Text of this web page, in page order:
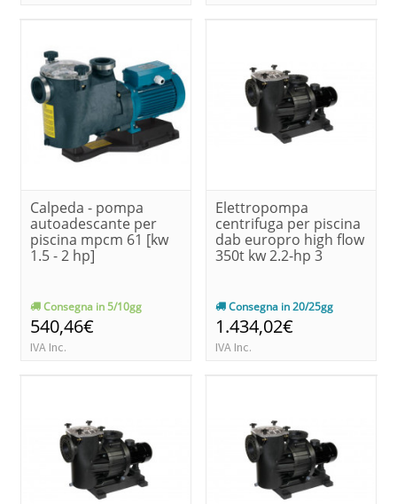
Calpeda - pompa
autoadescante per
piscina mpcm 61 [kw
1.5 - 2 hp]
Consegna in 5/10gg
540,46€
IVA Inc.
Elettropompa
centrifuga per piscina
dab europro high flow
350t kw 2.2-hp 3
Consegna in 20/25gg
1.434,02€
IVA Inc.